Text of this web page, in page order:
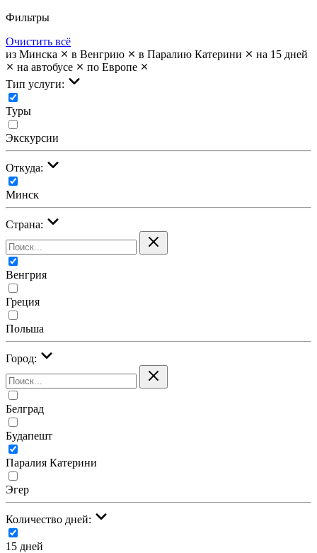
Фильтры
Очистить всё
из Минска
в Венгрию в Паралию Катерини
на 15 дней
на автобусе
по Европе
Тип услуги:
Туры
Экскурсии
Откуда:
Минск
Страна:
Венгрия
Греция
Польша
Город:
Белград
Будапешт
Паралия Катерини
Эгер
Количество дней:
15 дней